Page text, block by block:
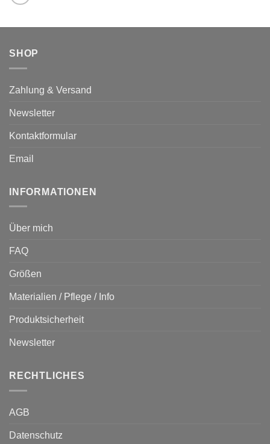
der
SHOP
Zahlung & Versand
Newsletter
Kontaktformular
Email
INFORMATIONEN
Über mich
FAQ
Größen
Materialien / Pflege / Info
Produktsicherheit
Newsletter
RECHTLICHES
AGB
Datenschutz